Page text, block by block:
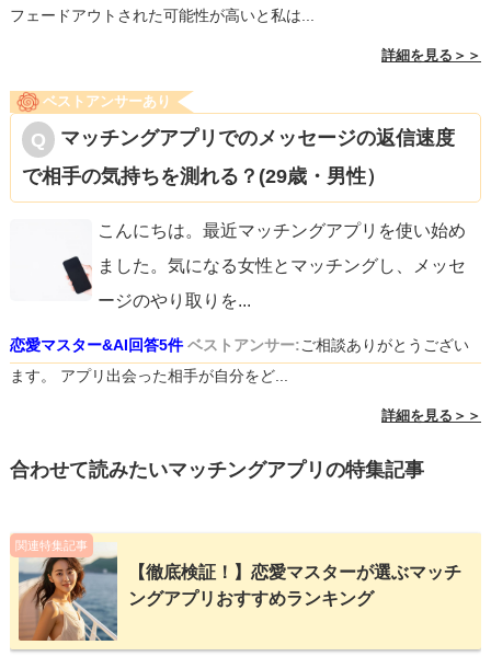
フェードアウトされた可能性が高いと私は...
詳細を見る＞＞
ベストアンサーあり
マッチングアプリでのメッセージの返信速度
で相手の気持ちを測れる？(29歳・男性）
こんにちは。最近マッチングアプリを使い始め
ました。気になる女性とマッチングし、メッセ
ージのやり取りを...
恋愛マスター&AI回答5件 ベストアンサー:ご相談ありがとうござい
ます。 アプリ出会った相手が自分をど...
詳細を見る＞＞
合わせて読みたいマッチングアプリの特集記事
関連特集記事
【徹底検証！】恋愛マスターが選ぶマッチ
ングアプリおすすめランキング